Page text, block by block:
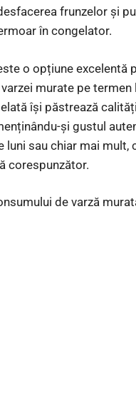
frunzelor și
în congelator.
o opțiune excelentă
murate pe termen
își păstrează
și gustul
luni sau chiar mai mult,
corespunzător.
de varză